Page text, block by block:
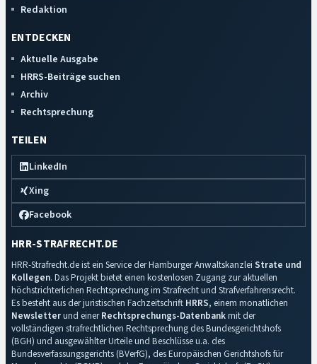
Redaktion
ENTDECKEN
Aktuelle Ausgabe
HRRS-Beiträge suchen
Archiv
Rechtsprechung
TEILEN
LinkedIn
Xing
Facebook
HRR-STRAFRECHT.DE
HRR-Strafrecht.de ist ein Service der Hamburger Anwaltskanzlei Strate und
Kollegen. Das Projekt bietet einen kostenlosen Zugang zur aktuellen
höchstrichterlichen Rechtsprechung im Strafrecht und Strafverfahrensrecht.
Es besteht aus der juristischen Fachzeitschrift HRRS, einem monatlichen
Newsletterund einerRechtsprechungs-Datenbankmit der
vollständigen strafrechtlichen Rechtsprechung des Bundesgerichtshofs
(BGH) und ausgewählter Urteile und Beschlüsse u.a. des
Bundesverfassungsgerichts (BVerfG), des Europäischen Gerichtshofs für